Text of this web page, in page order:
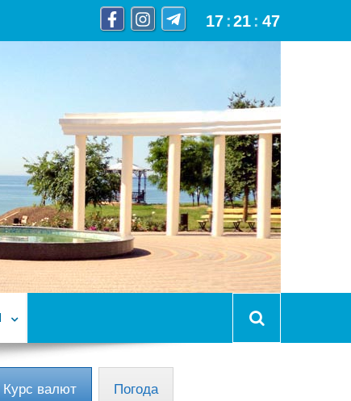
17 :21 : 48
Курс валют Погода